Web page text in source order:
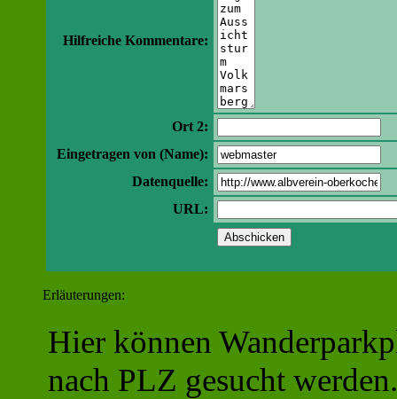
Hilfreiche Kommentare:
Ort 2:
Eingetragen von (Name):
Datenquelle:
URL:
Erläuterungen:
Hier können
nach PLZ gesucht